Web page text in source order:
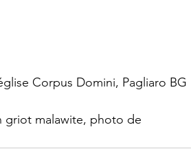
Corpus Domini, Pagliaro BG
griot malawite, photo de